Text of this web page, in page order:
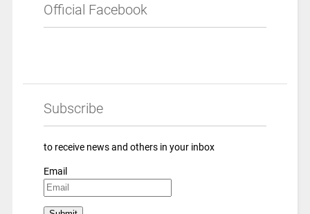
Official Facebook
Subscribe
to receive news and others in your inbox
Email